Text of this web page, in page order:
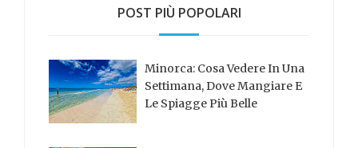
POST PIÙ POPOLARI
Minorca: Cosa Vedere In Una
Settimana, Dove Mangiare E
Le Spiagge Più Belle